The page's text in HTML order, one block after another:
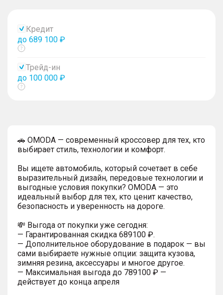
Кредит
до 689 100 ₽
Показать
Трейд-ин
до 100 000 ₽
Показать
🚗 OMODA — современный кроссовер для тех, кто
выбирает стиль, технологии и комфорт.
Вы ищете автомобиль, который сочетает в себе
выразительный дизайн, передовые технологии и
выгодные условия покупки? OMODA — это
идеальный выбор для тех, кто ценит качество,
безопасность и уверенность на дороге.
💸 Выгода от покупки уже сегодня:
— Гарантированная скидка 689100 ₽.
— Дополнительное оборудование в подарок — вы
сами выбираете нужные опции: защита кузова,
зимняя резина, аксессуары и многое другое.
— Максимальная выгода до 789100 ₽ —
действует до конца апреля